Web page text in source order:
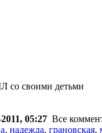
со своими детьми
05:27 Все
, надежда, грановская,